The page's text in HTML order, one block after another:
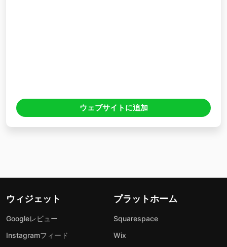
ウェブサイトに追加
ウィジェット
Googleレビュー
Instagramフィード
プラットホーム
Squarespace
Wix